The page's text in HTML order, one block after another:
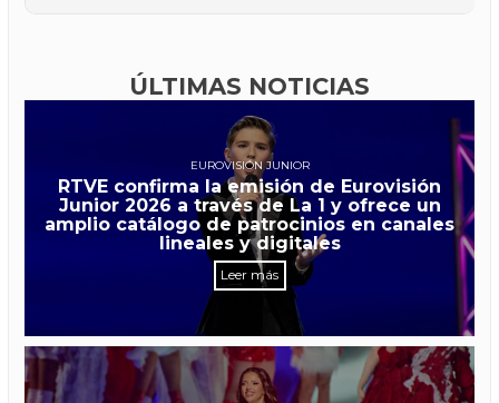
ÚLTIMAS NOTICIAS
EUROVISIÓN JUNIOR
RTVE confirma la emisión de Eurovisión
Junior 2026 a través de La 1 y ofrece un
amplio catálogo de patrocinios en canales
lineales y digitales
Leer más